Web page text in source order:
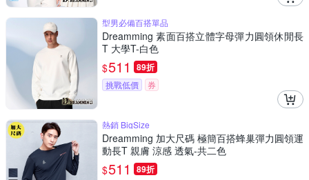
型男必備百搭單品
Dreamming 素面百搭立體字母彈力圓領休閒長
T 大學T-白色
$511 89折
挑戰低價 券
熱銷 BigSize
Dreamming 加大尺碼 極簡百搭蜂巢彈力圓領運
動長T 親膚 涼感 透氣-共二色
$511 89折